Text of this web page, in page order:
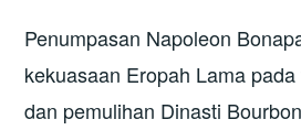
Penumpasan Napoleon
kekuasaan Eropah Lama
dan pemulihan Dinasti